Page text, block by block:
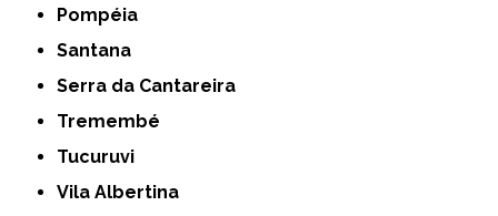
Pompéia
Santana
Serra da Cantareira
Tremembé
Tucuruvi
Vila Albertina